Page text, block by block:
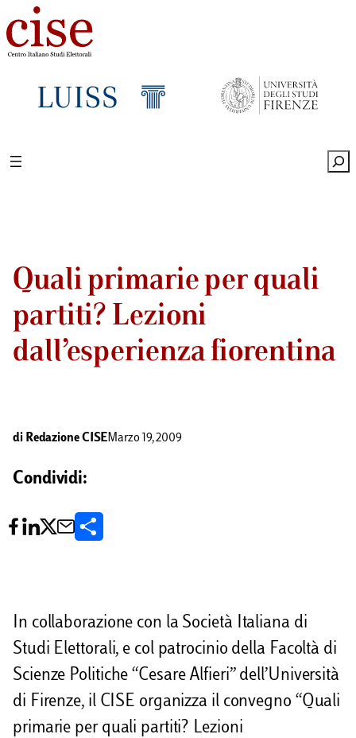
Quali primarie per quali
partiti? Lezioni
dall’esperienza fiorentina
di Redazione CISEMarzo 19, 2009
Condividi:
d
v
i
d
In collaborazione con la Società Italiana di
Studi Elettorali, e col patrocinio della Facoltà di
Scienze Politiche “Cesare Alfieri” dell’Università
di Firenze, il CISE organizza il convegno “Quali
primarie per quali partiti? Lezioni